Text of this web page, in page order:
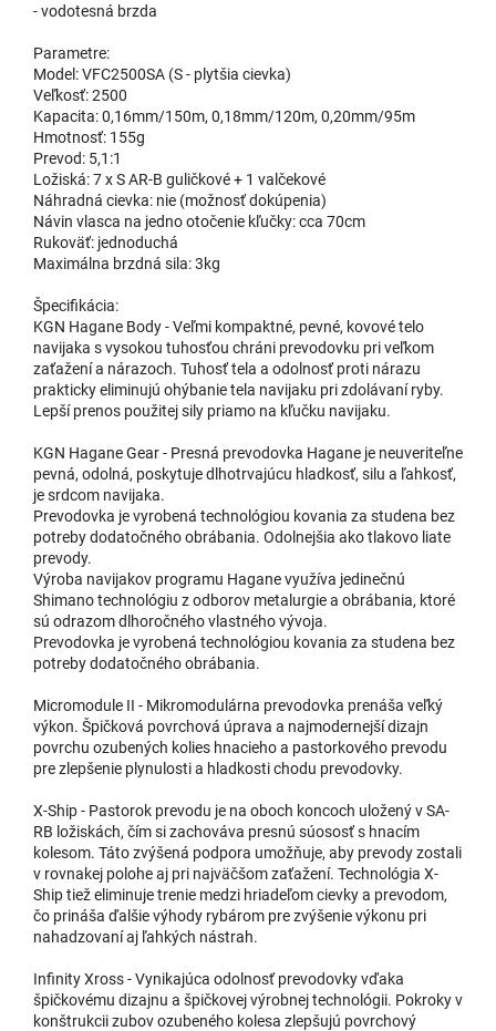
- vodotesná brzda
Parametre:
Model: VFC2500SA (S - plytšia cievka)
Veľkosť: 2500
Kapacita: 0,16mm/150m, 0,18mm/120m, 0,20mm/95m
Hmotnosť: 155g
Prevod: 5,1:1
Ložiská: 7 x S AR-B guličkové + 1 valčekové
Náhradná cievka: nie (možnosť dokúpenia)
Návin vlasca na jedno otočenie kľučky: cca 70cm
Rukoväť: jednoduchá
Maximálna brzdná sila: 3kg
Špecifikácia:
KGN Hagane Body - Veľmi kompaktné, pevné, kovové telo
navijaka s vysokou tuhosťou chráni prevodovku pri veľkom
zaťažení a nárazoch. Tuhosť tela a odolnosť proti nárazu
prakticky eliminujú ohýbanie tela navijaku pri zdolávaní ryby.
Lepší prenos použitej sily priamo na kľučku navijaku.
KGN Hagane Gear - Presná prevodovka Hagane je neuveriteľne
pevná, odolná, poskytuje dlhotrvajúcu hladkosť, silu a ľahkosť,
je srdcom navijaka.
Prevodovka je vyrobená technológiou kovania za studena bez
potreby dodatočného obrábania. Odolnejšia ako tlakovo liate
prevody.
Výroba navijakov programu Hagane využíva jedinečnú
Shimano technológiu z odborov metalurgie a obrábania, ktoré
sú odrazom dlhoročného vlastného vývoja.
Prevodovka je vyrobená technológiou kovania za studena bez
potreby dodatočného obrábania.
Micromodule II - Mikromodulárna prevodovka prenáša veľký
výkon. Špičková povrchová úprava a najmodernejší dizajn
povrchu ozubených kolies hnacieho a pastorkového prevodu
pre zlepšenie plynulosti a hladkosti chodu prevodovky.
X-Ship - Pastorok prevodu je na oboch koncoch uložený v SA-
RB ložiskách, čím si zachováva presnú súososť s hnacím
kolesom. Táto zvýšená podpora umožňuje, aby prevody zostali
v rovnakej polohe aj pri najväčšom zaťažení. Technológia X-
Ship tiež eliminuje trenie medzi hriadeľom cievky a prevodom,
čo prináša ďalšie výhody rybárom pre zvýšenie výkonu pri
nahadzovaní aj ľahkých nástrah.
Infinity Xross - Vynikajúca odolnosť prevodovky vďaka
špičkovému dizajnu a špičkovej výrobnej technológii. Pokroky v
konštrukcii zubov ozubeného kolesa zlepšujú povrchový